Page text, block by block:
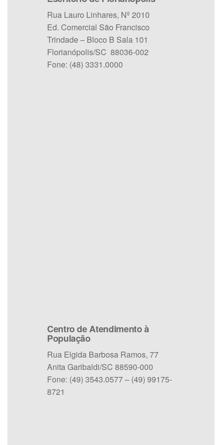
Rua Lauro Linhares, Nº 2010
Ed. Comercial São Francisco
Trindade – Bloco B Sala 101
Florianópolis/SC 88036-002
Fone: (48) 3331.0000
Centro de Atendimento à
População
Rua Elgida Barbosa Ramos, 77
Anita Garibaldi/SC 88590-000
Fone: (49) 3543.0577 – (49) 99175-
8721